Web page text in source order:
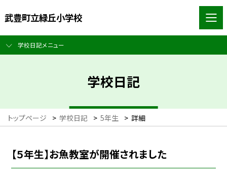
武豊町立緑丘小学校
学校日記メニュー
学校日記
トップページ > 学校日記 > 5年生 > 詳細
【５年生】お魚教室が開催されました